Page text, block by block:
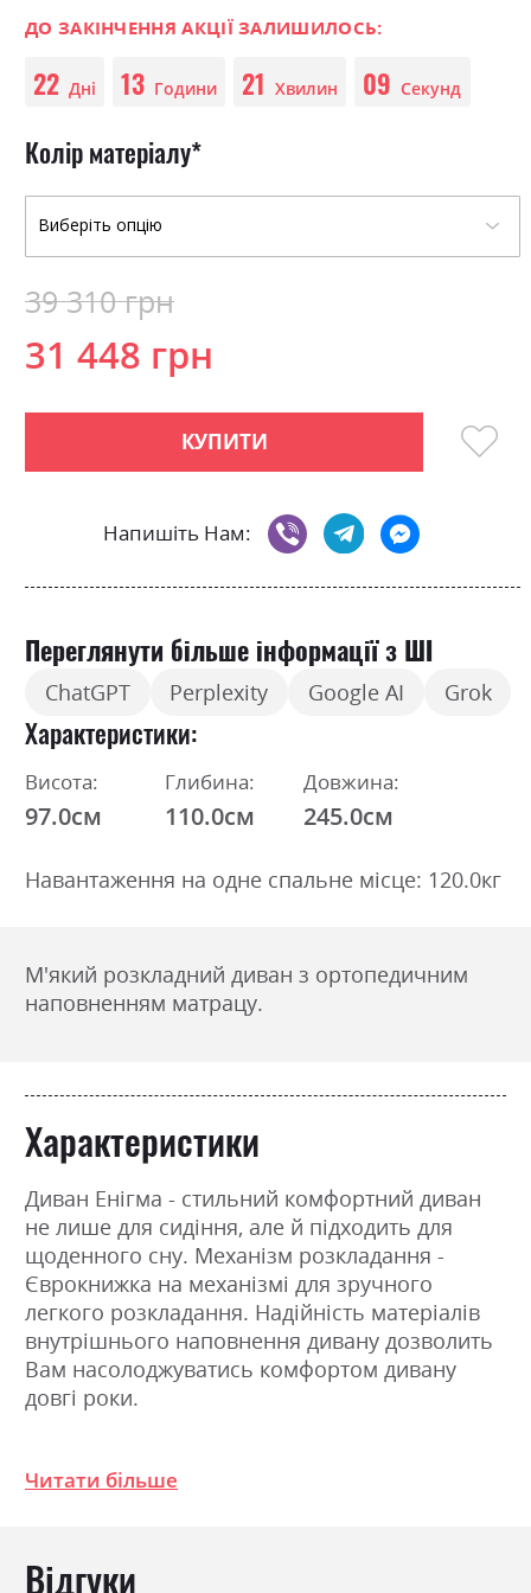
of
images
gallery
ДО ЗАКІНЧЕННЯ АКЦІЇ ЗАЛИШИЛОСЬ:
22 Дні 13 Години 21 Хвилин 09 Секунд
Колір матеріалу
31 448 грн
39 310 грн
КУПИТИ
Напишіть Нам:
Переглянути більше інформації з ШІ
ChatGPT Perplexity Google AI Grok
Характеристики
Висота:
97.0см
Глибина:
110.0см
Довжина:
245.0см
Навантаження на одне спальне місце: 120.0кг
М'який розкладний диван з ортопедичним
наповненням матрацу.
Характеристики
Диван Енігма - стильний комфортний диван
не лише для сидіння, але й підходить для
щоденного сну. Механізм розкладання -
Єврокнижка на механізмі для зручного
легкого розкладання. Надійність матеріалів
внутрішнього наповнення дивану дозволить
Вам насолоджуватись комфортом дивану
довгі роки.
Фабрика:
Навантаження на одне
Читати більше
Відгуки